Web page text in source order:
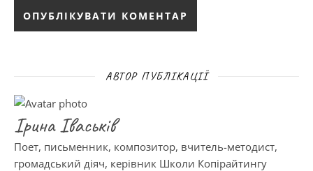
АВТОР ПУБЛІКАЦІЇ
Ірина Іваськів
Поет, письменник, композитор, вчитель-методист,
громадський діяч, керівник Школи Копірайтингу